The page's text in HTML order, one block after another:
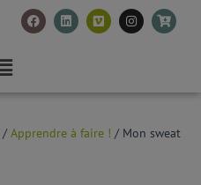
/Apprendre à faire ! / Mon sweat